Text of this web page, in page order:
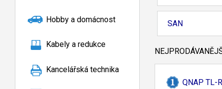
Hobby a domácnost
Kabely a redukce
Kancelářská technika
SAN
QNAP TL-